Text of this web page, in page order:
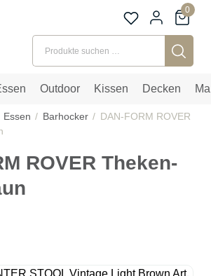
0
Suchen nach:
Outdoor Kissen Decken
Essen Barhocker
DAN-FORM ROVER
ROVER Theken-